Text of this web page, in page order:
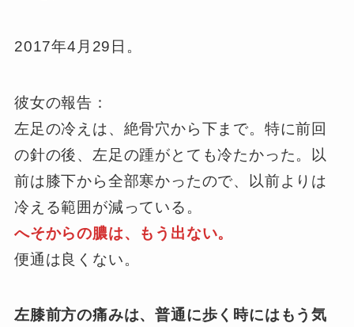
2017年4月29日。
彼女の報告：
左足の冷えは、絶骨穴から下まで。特に前回
の針の後、左足の踵がとても冷たかった。以
前は膝下から全部寒かったので、以前よりは
冷える範囲が減っている。
へそからの膿は、もう出ない。
便通は良くない。
左膝前方の痛みは、普通に歩く時にはもう気